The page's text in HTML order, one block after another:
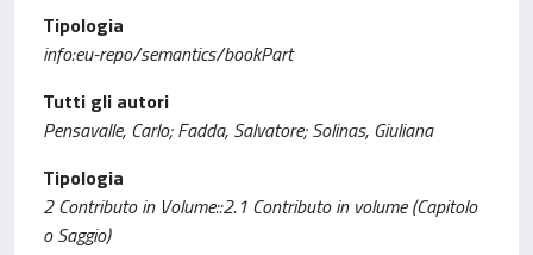
Tipologia
info:eu-repo/semantics/bookPart
Tutti gli autori
Pensavalle, Carlo; Fadda, Salvatore; Solinas, Giuliana
Tipologia
2 Contributo in Volume::2.1 Contributo in volume (Capitolo
o Saggio)